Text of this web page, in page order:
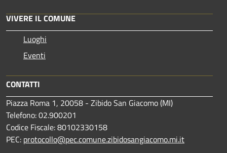
VIVERE IL COMUNE
Luoghi
Eventi
CONTATTI
Piazza Roma 1, 20058 - Zibido San Giacomo (MI)
Telefono: 02.900201
Codice Fiscale: 80102330158
PEC: protocollo@pec.comune.zibidosangiacomo.mi.it